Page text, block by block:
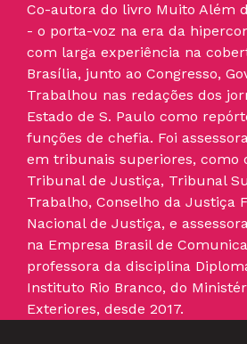
Co-autora do livro Muito Além
- o porta-voz na era da
com larga experiência na
Brasília, junto ao Congresso,
Trabalhou nas redações dos
Estado de S. Paulo como
funções de chefia. Foi
em tribunais superiores, como
Tribunal de Justiça, Tribunal
Trabalho, Conselho da Justiça
Nacional de Justiça, e
na Empresa Brasil de
professora da disciplina
Instituto Rio Branco, do
Exteriores, desde 2017.